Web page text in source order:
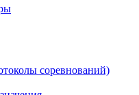
соревнований)